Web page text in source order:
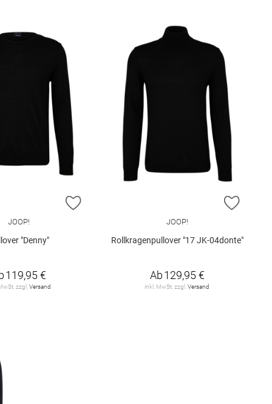
HINZUFÜGEN
JOOP!
"Denny"
119,95 €
zzgl.Versand
ZUR
JOOP!
Rollkragenpullover "17 JK-04donte"
Ab129,95 €
inkl. MwSt. zzgl.Versand